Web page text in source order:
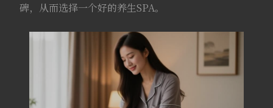
碑，从而选择一个好的养生SPA。